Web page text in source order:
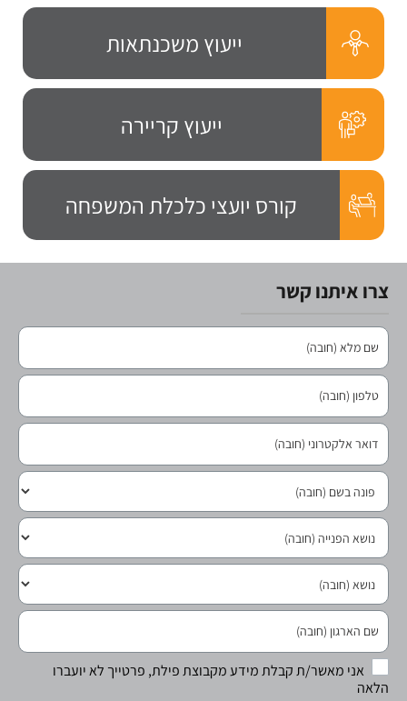
ייעוץ משכנתאות
ייעוץ קריירה
קורס יועצי כלכלת המשפחה
צרו איתנו קשר
אני מאשר/ת קבלת מידע מקבוצת פילת, פרטייך לא יועברו
הלאה